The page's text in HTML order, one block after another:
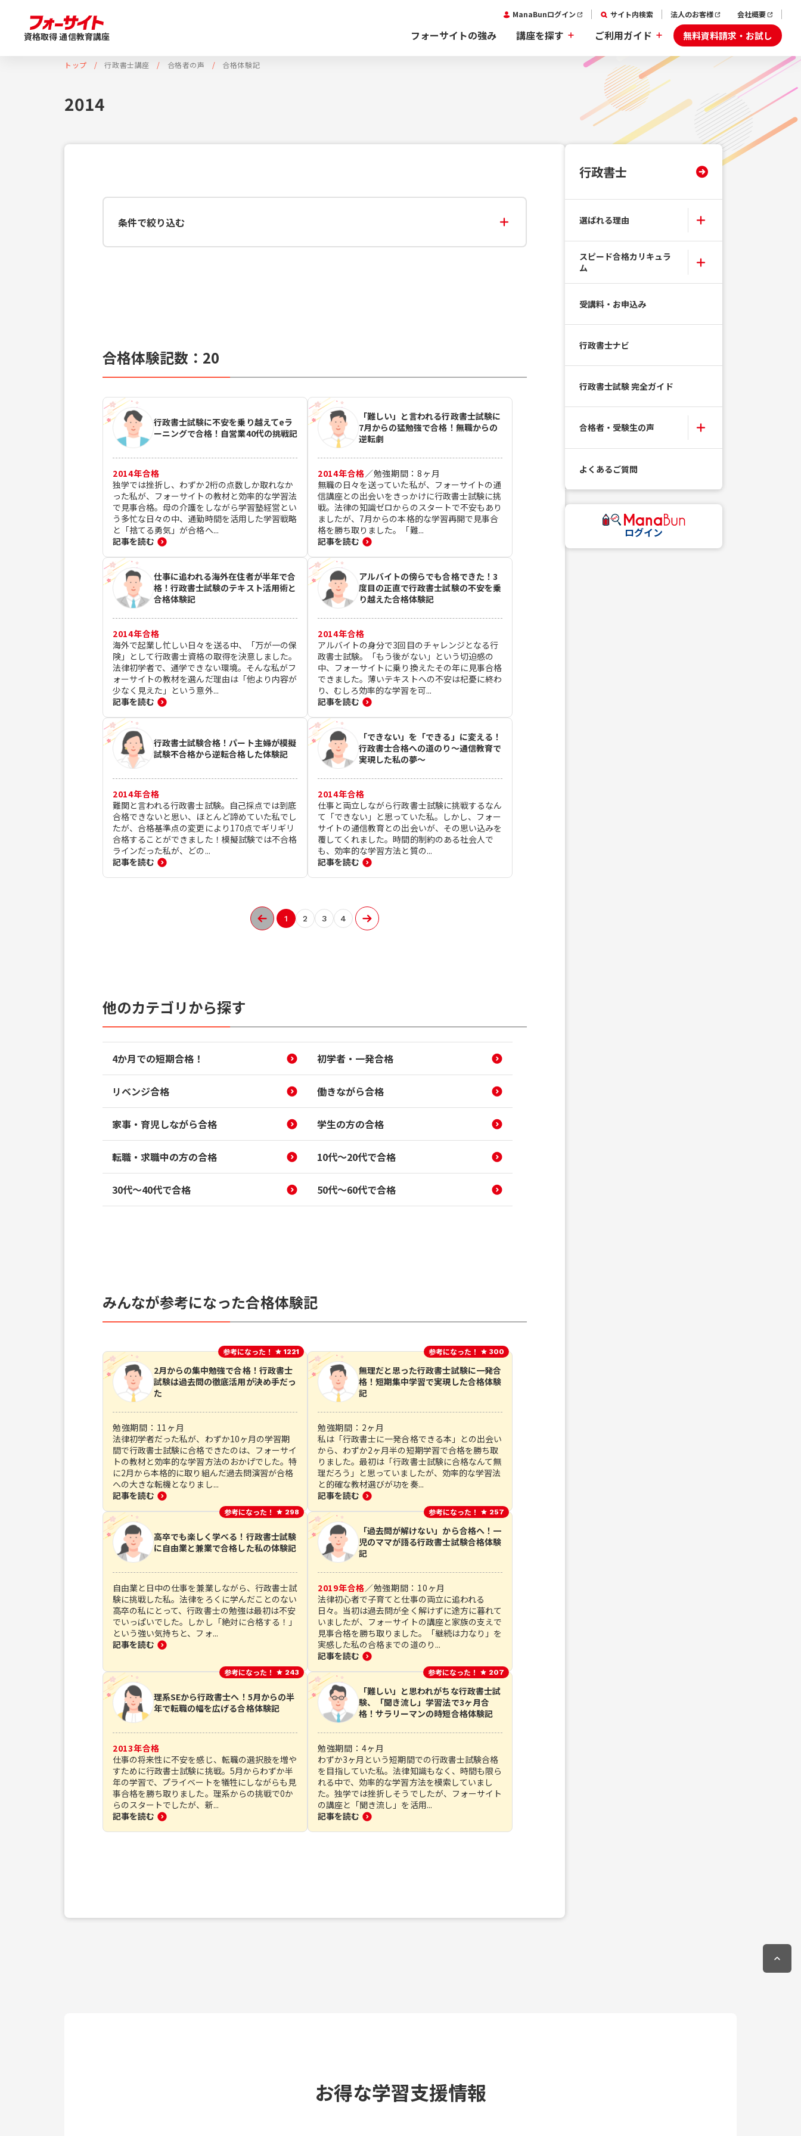
資格取得 通信教育講座
ManaBunログイン サイト内検索 法人のお客様 会社概要
フォーサイトの強み 講座を探す ご利用ガイド 無料資料請求・お試し
トップ 行政書士講座 合格者の声 合格体験記
2014
条件で絞り込む
合格体験記数： 20
行政書士試験に不安を乗り越えてeラ
ーニングで合格！自営業40代の挑戦記
2014年合格
独学では挫折し、わずか2桁の点数しか取れなか
った私が、フォーサイトの教材と効率的な学習法
で見事合格。母の介護をしながら学習塾経営とい
う多忙な日々の中、通勤時間を活用した学習戦略
と「捨てる勇気」が合格へ...
記事を読む
「難しい」と言われる行政書士試験に
7月からの猛勉強で合格！無職からの
逆転劇
2014年合格／勉強期間：8 ヶ月
無職の日々を送っていた私が、フォーサイトの通
信講座との出会いをきっかけに行政書士試験に挑
戦。法律の知識ゼロからのスタートで不安もあり
ましたが、7月からの本格的な学習再開で見事合
格を勝ち取りました。「難...
記事を読む
仕事に追われる海外在住者が半年で合
格！行政書士試験のテキスト活用術と
合格体験記
2014年合格
海外で起業し忙しい日々を送る中、「万が一の保
険」として行政書士資格の取得を決意しました。
法律初学者で、通学できない環境。そんな私がフ
ォーサイトの教材を選んだ理由は「他より内容が
少なく見えた」という意外...
記事を読む
アルバイトの傍らでも合格できた！3
度目の正直で行政書士試験の不安を乗
り越えた合格体験記
2014年合格
アルバイトの身分で3回目のチャレンジとなる行
政書士試験。「もう後がない」という切迫感の
中、フォーサイトに乗り換えたその年に見事合格
できました。薄いテキストへの不安は杞憂に終わ
り、むしろ効率的な学習を可...
記事を読む
行政書士試験合格！パート主婦が模擬
試験不合格から逆転合格した体験記
2014年合格
難関と言われる行政書士試験。自己採点では到底
合格できないと思い、ほとんど諦めていた私でし
たが、合格基準点の変更により170点でギリギリ
合格することができました！模擬試験では不合格
ラインだった私が、どの...
記事を読む
「できない」を「できる」に変える！
行政書士合格への道のり～通信教育で
実現した私の夢～
2014年合格
仕事と両立しながら行政書士試験に挑戦するなん
て「できない」と思っていた私。しかし、フォー
サイトの通信教育との出会いが、その思い込みを
覆してくれました。時間的制約のある社会人で
も、効率的な学習方法と質の...
記事を読む
1 2 3 4
他のカテゴリから探す
4か月での短期合格！ 初学者・一発合格
リベンジ合格 働きながら合格
家事・育児しながら合格 学生の方の合格
転職・求職中の方の合格 10代～20代で合格
30代～40代で合格 50代～60代で合格
みんなが参考になった合格体験記
参考になった！ 1221
2月からの集中勉強で合格！行政書士
試験は過去問の徹底活用が決め手だっ
た
勉強期間： 11 ヶ月
法律初学者だった私が、わずか10ヶ月の学習期
間で行政書士試験に合格できたのは、フォーサイ
トの教材と効率的な学習方法のおかげでした。特
に2月から本格的に取り組んだ過去問演習が合格
への大きな転機となりまし...
記事を読む
参考になった！ 300
無理だと思った行政書士試験に一発合
格！短期集中学習で実現した合格体験
記
勉強期間： 2ヶ月
私は「行政書士に一発合格できる本」との出会い
から、わずか2ヶ月半の短期学習で合格を勝ち取
りました。最初は「行政書士試験に合格なんて無
理だろう」と思っていましたが、効率的な学習法
と的確な教材選びが功を奏...
記事を読む
参考になった！ 298
高卒でも楽しく学べる！行政書士試験
に自由業と兼業で合格した私の体験記
自由業と日中の仕事を兼業しながら、行政書士試
験に挑戦した私。法律をろくに学んだことのない
高卒の私にとって、行政書士の勉強は最初は不安
でいっぱいでした。しかし「絶対に合格する！」
という強い気持ちと、フォ...
記事を読む
参考になった！ 257
「過去問が解けない」から合格へ！一
児のママが語る行政書士試験合格体験
記
2019年合格／勉強期間： 10 ヶ月
法律初心者で子育てと仕事の両立に追われる
日々。当初は過去問が全く解けずに途方に暮れて
いましたが、フォーサイトの講座と家族の支えで
見事合格を勝ち取りました。「継続は力なり」を
実感した私の合格までの道のり...
記事を読む
参考になった！ 243
理系SEから行政書士へ！5月からの半
年で転職の幅を広げる合格体験記
2013年合格
仕事の将来性に不安を感じ、転職の選択肢を増や
すために行政書士試験に挑戦。5月からわずか半
年の学習で、プライベートを犠牲にしながらも見
事合格を勝ち取りました。理系からの挑戦で0か
らのスタートでしたが、新...
記事を読む
参考になった！ 207
「難しい」と思われがちな行政書士試
験、「聞き流し」学習法で3ヶ月合
格！サラリーマンの時短合格体験記
勉強期間： 4ヶ月
わずか3ヶ月という短期間での行政書士試験合格
を目指していた私。法律知識もなく、時間も限ら
れる中で、効率的な学習方法を模索していまし
た。独学では挫折しそうでしたが、フォーサイト
の講座と「聞き流し」を活用...
記事を読む
行政書士
選ばれる理由
スピード合格カリキュラ
ム
受講料・お申込み
行政書士ナビ
行政書士試験 完全ガイド
合格者・受験生の声
よくあるご質問
ログイン
お得な学習支援情報